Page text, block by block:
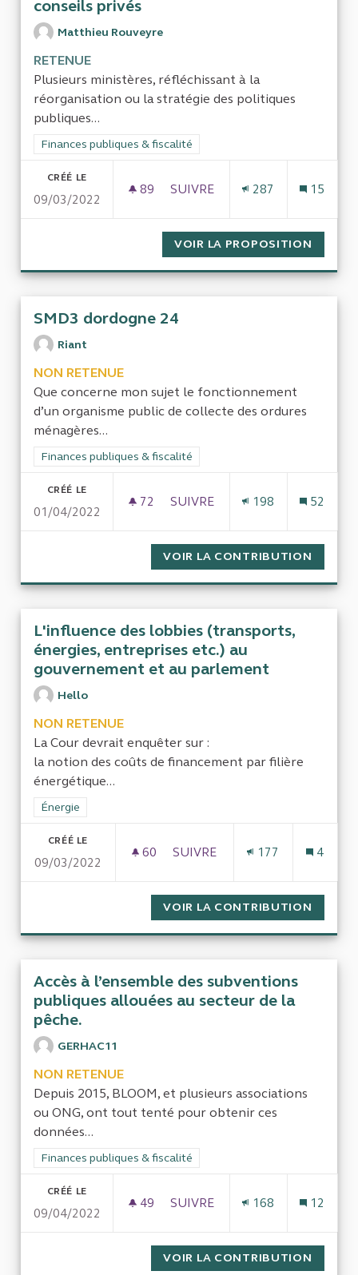
conseils privés
Matthieu Rouveyre
RETENUE
Plusieurs ministères, réfléchissant à la
réorganisation ou la stratégie des politiques
publiques...
Filtrer les résultats de la catégorie : Finances publiques &
Finances publiques & fiscalité
CRÉÉ LE
09/03/2022
89 89 ABONNÉS
SUIVRE
287 15
VOIR LA PROPOSITION
SMD3 dordogne 24
Riant
NON RETENUE
Que concerne mon sujet le fonctionnement
d’un organisme public de collecte des ordures
ménagères...
Filtrer les résultats de la catégorie : Finances publiques &
Finances publiques & fiscalité
CRÉÉ LE
01/04/2022
72 72 ABONNÉS
SUIVRE
198 52
VOIR LA CONTRIBUTION
L'influence des lobbies (transports,
énergies, entreprises etc.) au
gouvernement et au parlement
Hello
NON RETENUE
La Cour devrait enquêter sur :
la notion des coûts de financement par filière
énergétique...
Filtrer les résultats de la catégorie : Énergie
Énergie
CRÉÉ LE
09/03/2022
60 60 ABONNÉS
SUIVRE
177 4
VOIR LA CONTRIBUTION
Accès à l’ensemble des subventions
publiques allouées au secteur de la
pêche.
GERHAC11
NON RETENUE
Depuis 2015, BLOOM, et plusieurs associations
ou ONG, ont tout tenté pour obtenir ces
données...
Filtrer les résultats de la catégorie : Finances publiques &
Finances publiques & fiscalité
CRÉÉ LE
09/04/2022
49 49 ABONNÉS
SUIVRE
168 12
VOIR LA CONTRIBUTION